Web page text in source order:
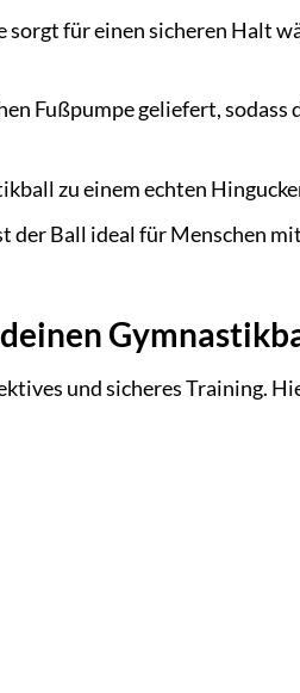
für einen sicheren Halt
Fußpumpe geliefert, sodass
zu einem echten
der Ball ideal für Menschen
und sicheres Training.